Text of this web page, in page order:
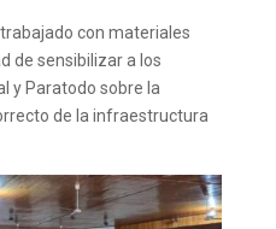
con materiales
de sensibilizar a los
y Paratodo sobre la
de la infraestructura